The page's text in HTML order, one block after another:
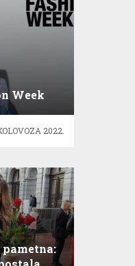
Week
2022.
pametna: